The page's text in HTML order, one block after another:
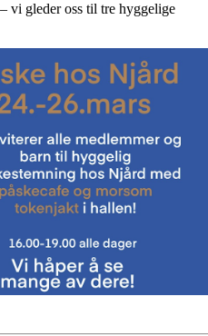
vi gleder oss til tre hyggelige